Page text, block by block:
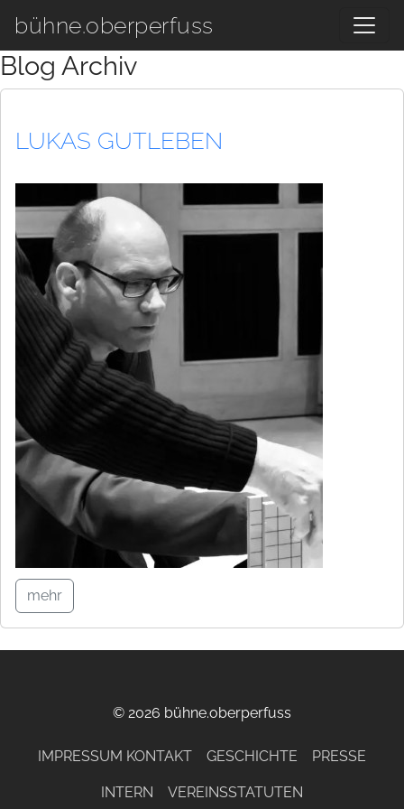
bühne.oberperfuss
Blog Archiv
LUKAS GUTLEBEN
mehr
© 2026 bühne.oberperfuss
IMPRESSUM KONTAKT GESCHICHTE PRESSE
INTERN VEREINSSTATUTEN